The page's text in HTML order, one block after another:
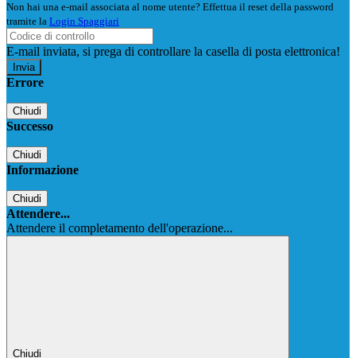
Non hai una e-mail associata al nome utente? Effettua il reset della password
tramite la Login Spaggiari
E-mail inviata, si prega di controllare la casella di posta elettronica!
Errore
Chiudi
Successo
Chiudi
Informazione
Chiudi
Attendere...
Attendere il completamento dell'operazione...
Chiudi